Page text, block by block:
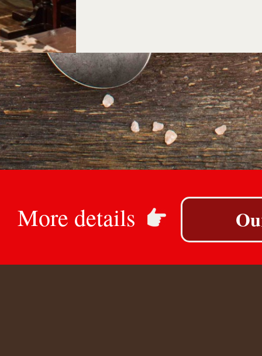
More details